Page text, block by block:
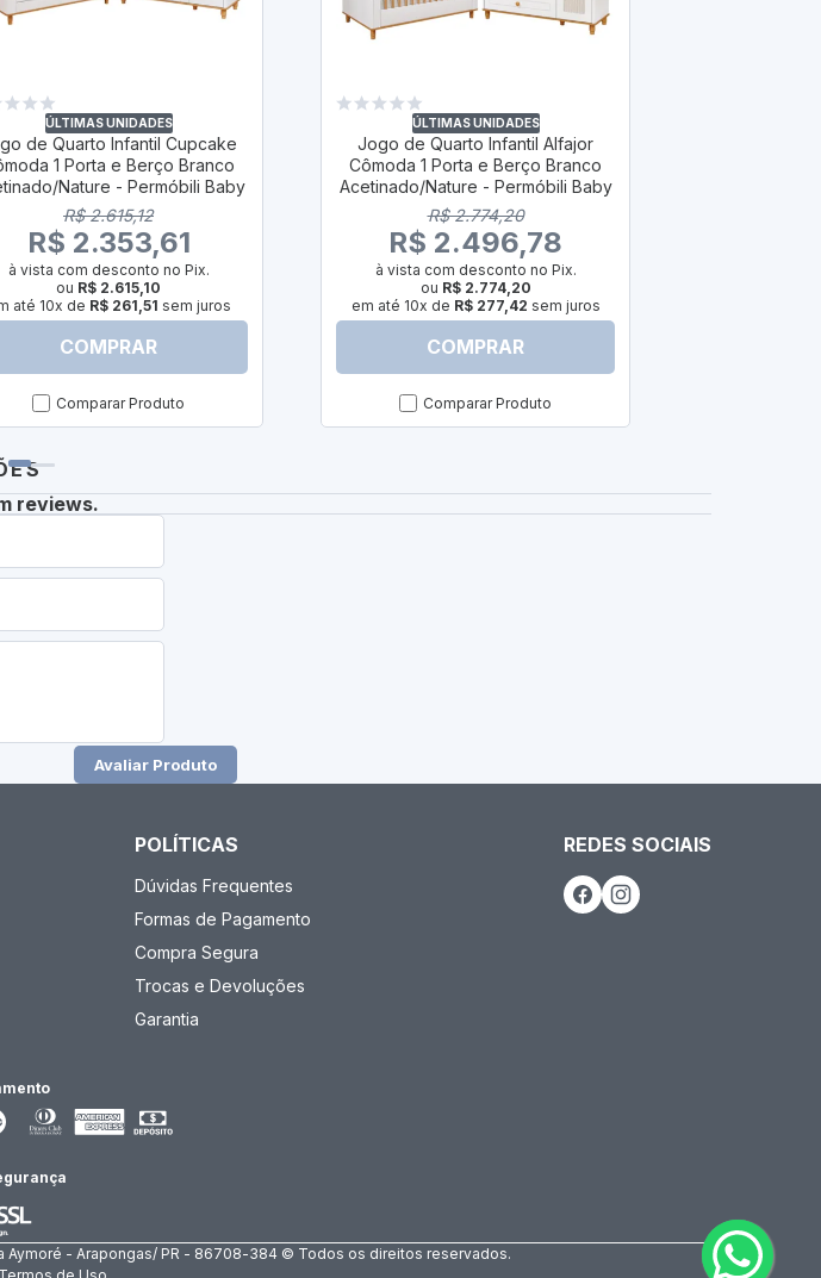
ÚLTIMAS UNIDADES
de Quarto Infantil Cupcake
1 Porta e Berço Branco
Nature - Permóbili Baby
R$ 2.615,12
R$ 2.353,61
à vista com desconto no Pix.
ou R$ 2.615,10
até 10x de R$ 261,51 sem juros
COMPRAR
Comparar Produto
ÚLTIMAS UNIDADES
Jogo de Quarto Infantil Alfajor
Cômoda 1 Porta e Berço Branco
Acetinado/Nature - Permóbili Baby
R$ 2.774,20
R$ 2.496,78
à vista com desconto no Pix.
ou R$ 2.774,20
em até 10x de R$ 277,42 sem juros
COMPRAR
Comparar Produto
reviews.
Avaliar Produto
POLÍTICAS
Dúvidas Frequentes
Formas de Pagamento
Compra Segura
Trocas e Devoluções
Garantia
REDES SOCIAIS
Aymoré - Arapongas/ PR - 86708-384 © Todos os direitos reservados.